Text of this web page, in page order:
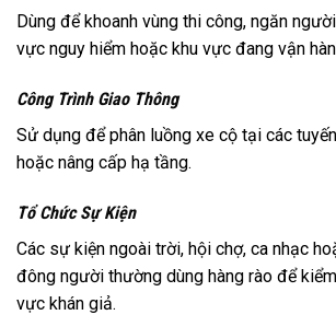
Dùng để khoanh vùng thi công, ngăn
vực nguy hiểm hoặc khu vực đang vận
Công Trình Giao Thông
Sử dụng để phân luồng xe cộ tại các
hoặc nâng cấp hạ tầng.
Tổ Chức Sự Kiện
Các sự kiện ngoài trời, hội chợ, ca nhạc
đông người thường dùng hàng rào để
vực khán giả.